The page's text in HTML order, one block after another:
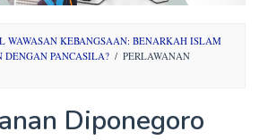
WAWASAN KEBANGSAAN: BENARKAH ISLAM
PANCASILA? / PERLAWANAN
Diponegoro